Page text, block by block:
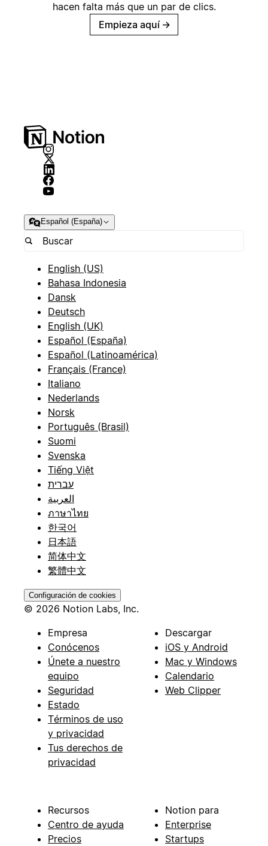
hacen falta más que un par de clics.
Empieza aquí →
Español (España)
English (US)
Bahasa Indonesia
Dansk
Deutsch
English (UK)
Español (España)
Español (Latinoamérica)
Français (France)
Italiano
Nederlands
Norsk
Português (Brasil)
Suomi
Svenska
Tiếng Việt
עברית
العربية
ภาษาไทย
한국어
日本語
简体中文
繁體中文
Configuración de cookies
© 2026 Notion Labs, Inc.
Empresa
Conócenos
Únete a nuestro
equipo
Seguridad
Estado
Términos de uso
y privacidad
Tus derechos de
privacidad
Descargar
iOS y Android
Mac y Windows
Calendario
Web Clipper
Recursos
Centro de ayuda
Precios
Notion para
Enterprise
Startups